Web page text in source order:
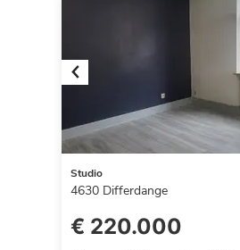
Previous
Studio
4630 Differdange
€ 220.000